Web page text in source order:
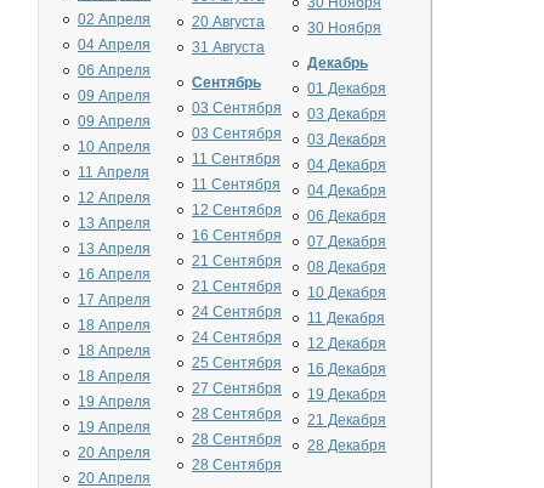
02 Апреля
04 Апреля
06 Апреля
09 Апреля
09 Апреля
10 Апреля
11 Апреля
12 Апреля
13 Апреля
13 Апреля
16 Апреля
17 Апреля
18 Апреля
18 Апреля
18 Апреля
19 Апреля
19 Апреля
20 Апреля
20 Апреля
20 Августа
31 Августа
Сентябрь
03 Сентября
03 Сентября
11 Сентября
11 Сентября
12 Сентября
16 Сентября
21 Сентября
21 Сентября
24 Сентября
24 Сентября
25 Сентября
27 Сентября
28 Сентября
28 Сентября
28 Сентября
30 Ноября
Декабрь
01 Декабря
03 Декабря
03 Декабря
04 Декабря
04 Декабря
06 Декабря
07 Декабря
08 Декабря
10 Декабря
11 Декабря
12 Декабря
16 Декабря
19 Декабря
21 Декабря
28 Декабря